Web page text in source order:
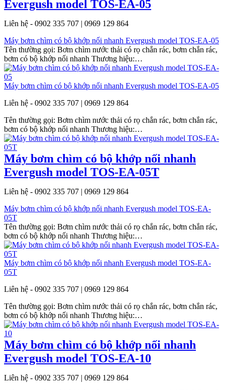
Evergush model TOS-EA-05
Liên hệ - 0902 335 707 | 0969 129 864
Máy bơm chìm có bộ khớp nối nhanh Evergush model TOS-EA-05
Tên thường gọi: Bơm chìm nước thải có rọ chắn rác, bơm chắn rác,
bơm có bộ khớp nối nhanh Thương hiệu:…
Máy bơm chìm có bộ khớp nối nhanh Evergush model TOS-EA-05
Liên hệ - 0902 335 707 | 0969 129 864
Tên thường gọi: Bơm chìm nước thải có rọ chắn rác, bơm chắn rác,
bơm có bộ khớp nối nhanh Thương hiệu:…
Máy bơm chìm có bộ khớp nối nhanh
Evergush model TOS-EA-05T
Liên hệ - 0902 335 707 | 0969 129 864
Máy bơm chìm có bộ khớp nối nhanh Evergush model TOS-EA-
05T
Tên thường gọi: Bơm chìm nước thải có rọ chắn rác, bơm chắn rác,
bơm có bộ khớp nối nhanh Thương hiệu:…
Máy bơm chìm có bộ khớp nối nhanh Evergush model TOS-EA-
05T
Liên hệ - 0902 335 707 | 0969 129 864
Tên thường gọi: Bơm chìm nước thải có rọ chắn rác, bơm chắn rác,
bơm có bộ khớp nối nhanh Thương hiệu:…
Máy bơm chìm có bộ khớp nối nhanh
Evergush model TOS-EA-10
Liên hệ - 0902 335 707 | 0969 129 864